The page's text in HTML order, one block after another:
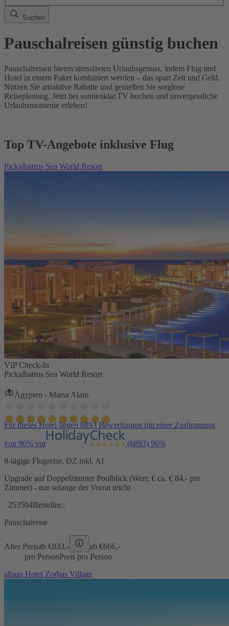
Suchen
Pauschalreisen günstig buchen
Pauschalreisen bieten stressfreien Urlaubsgenuss, indem Flug und
Hotel in einem Paket kombiniert werden – das spart Zeit und Geld.
Nutzen Sie attraktive Rabatte und genießen Sie sorglose
Reiseplanung. Jetzt bei sonnenklar.TV buchen und unvergessliche
Urlaubsmomente erleben!
Top TV-Angebote inklusive Flug
Pickalbatros Sea World Resort
VIP Check-In
Pickalbatros Sea World Resort
Ägypten - Marsa Alam
Für dieses Hotel liegen 6893 Bewertungen mit einer Zustimmung
von 96% vor (6893) 96%
8-tägige Flugreise, DZ inkl. AI
Upgrade auf Doppelzimmer Poolblick (Wert: € ca. € 84,- pro
Zimmer) - nur solange der Vorrat reicht
253504Bestellnr.:
Pauschalreise
Alter Preisab €833,- ab €666,-
pro PersonPreis pro Person
allsun Hotel Zorbas Village